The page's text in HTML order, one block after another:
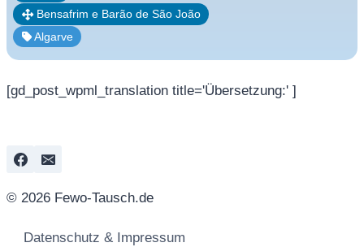
Bensafrim e Barão de São João
Algarve
[gd_post_wpml_translation title='Übersetzung:' ]
© 2026 Fewo-Tausch.de
Datenschutz & Impressum